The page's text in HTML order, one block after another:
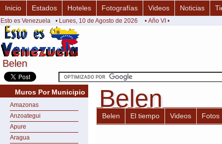
Belen
Belen
Inicio Estados Hoteles Fotografías Videos Noticias
Esto es Venezuela • Lunes, 10 de Agosto de 2026 • Año VI •
Muros Por Municipio
Amazonas
Anzoategui
Apure
Aragua
Belen
Belen
Belen El tiempo Videos Fotos